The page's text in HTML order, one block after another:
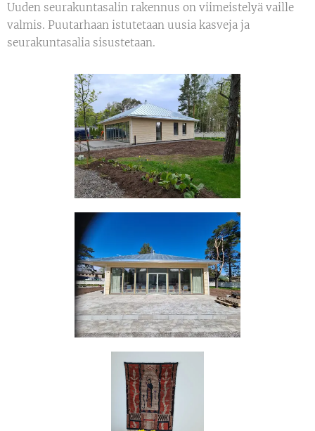
Uuden seurakuntasalin rakennus on viimeistelyä vaille
valmis. Puutarhaan istutetaan uusia kasveja ja
seurakuntasalia sisustetaan.